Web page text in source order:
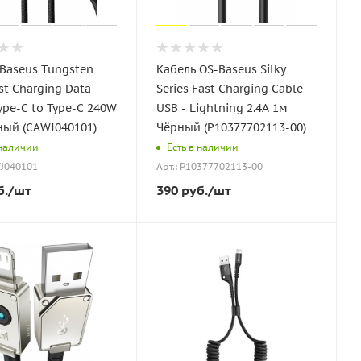
Tungsten
Charging Data
C to Type-C 240W
(CAWJ040101)
/шт
Кабель OS-Baseus Silky
Series Fast Charging Cable
USB - Lightning 2.4A 1м
Чёрный (P10377702113-00)
Есть в наличии
Арт.: P10377702113-00
390руб./шт